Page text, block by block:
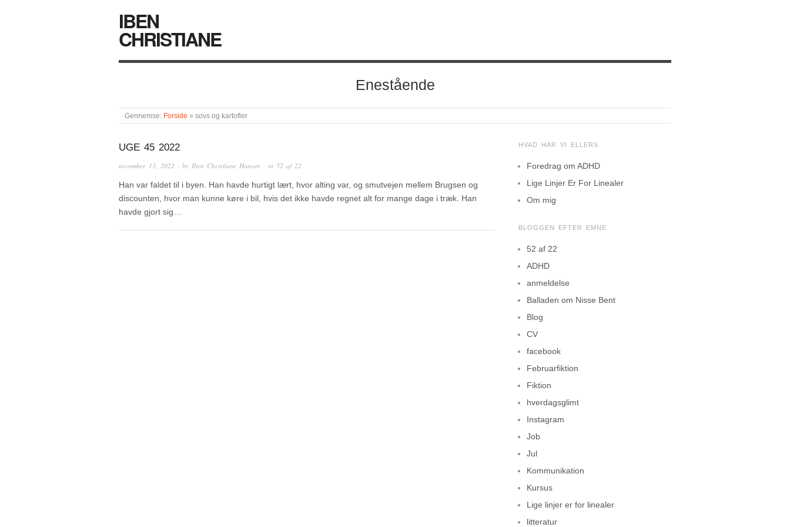
IBEN
CHRISTIANE
Enestående
Gennemse: Forside » sovs og kartofler
UGE 45 2022
november 13, 2022 · by Iben Christiane Hansen · in 52 af 22
Han var faldet til i byen. Han havde hurtigt lært, hvor alting var, og smutvejen mellem Brugsen og
discounten, hvor man kunne køre i bil, hvis det ikke havde regnet alt for mange dage i træk. Han
havde gjort sig…
HVAD HAR VI ELLERS
Foredrag om ADHD
Lige Linjer Er For Linealer
Om mig
BLOGGEN EFTER EMNE
52 af 22
ADHD
anmeldelse
Balladen om Nisse Bent
Blog
CV
facebook
Februarfiktion
Fiktion
hverdagsglimt
Instagram
Job
Jul
Kommunikation
Kursus
Lige linjer er for linealer
litteratur